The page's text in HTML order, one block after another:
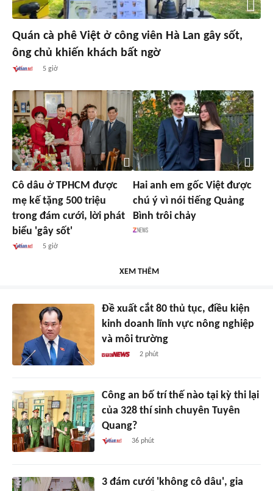
Quán cà phê Việt ở công viên Hà Lan gây sốt,
ông chủ khiến khách bất ngờ
5 giờ
Cô dâu ở TPHCM được
mẹ kế tặng 500 triệu
trong đám cưới, lời phát
biểu 'gây sốt'
5 giờ
Hai anh em gốc Việt được
chú ý vì nói tiếng Quảng
Bình trôi chảy
XEM THÊM
Đề xuất cắt 80 thủ tục, điều kiện
kinh doanh lĩnh vực nông nghiệp
và môi trường
2 phút
Công an bố trí thế nào tại kỳ thi lại
của 328 thí sinh chuyên Tuyên
Quang?
36 phút
3 đám cưới 'không cô dâu', gia